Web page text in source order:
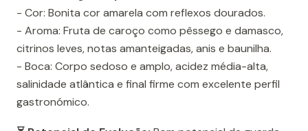
- Cor: Bonita cor amarela com reflexos dourados.
- Aroma: Fruta de caroço como pêssego e damasco,
citrinos leves, notas amanteigadas, anis e baunilha.
- Boca: Corpo sedoso e amplo, acidez média-alta,
salinidade atlântica e final firme com excelente perfil
gastronómico.